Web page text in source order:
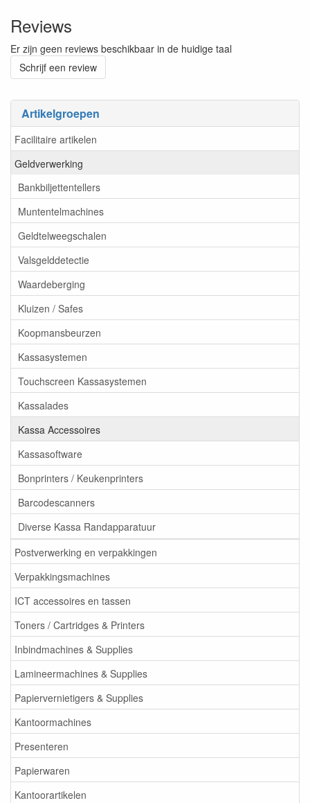
Artikelgroepen
Facilitaire artikelen
Geldverwerking
Bankbiljettentellers
Muntentelmachines
Geldtelweegschalen
Valsgelddetectie
Waardeberging
Kluizen / Safes
Koopmansbeurzen
Kassasystemen
Touchscreen Kassasystemen
Kassalades
Kassa Accessoires
Kassasoftware
Bonprinters / Keukenprinters
Barcodescanners
Diverse Kassa Randapparatuur
Postverwerking en verpakkingen
Verpakkingsmachines
ICT accessoires en tassen
Toners / Cartridges & Printers
Inbindmachines & Supplies
Lamineermachines & Supplies
Papiervernietigers & Supplies
Kantoormachines
Presenteren
Papierwaren
Kantoorartikelen
Reviews
Er zijn geen reviews beschikbaar in de huidige taal
Schrijf een review